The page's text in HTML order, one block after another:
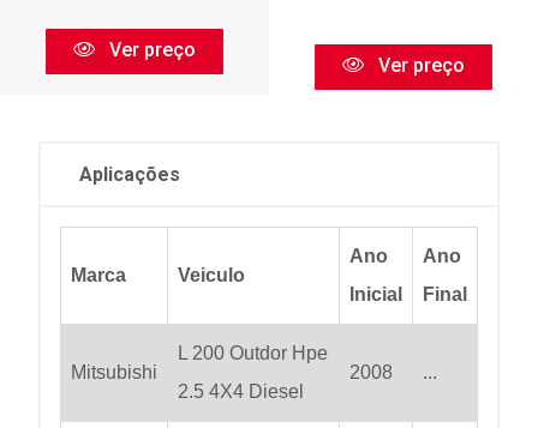
Ver preço
Ver preço
Aplicações
Marca Veiculo
Ano
Inicial
Ano
Final
Mitsubishi
L 200 Outdor Hpe
2.5 4X4 Diesel
2008 ...